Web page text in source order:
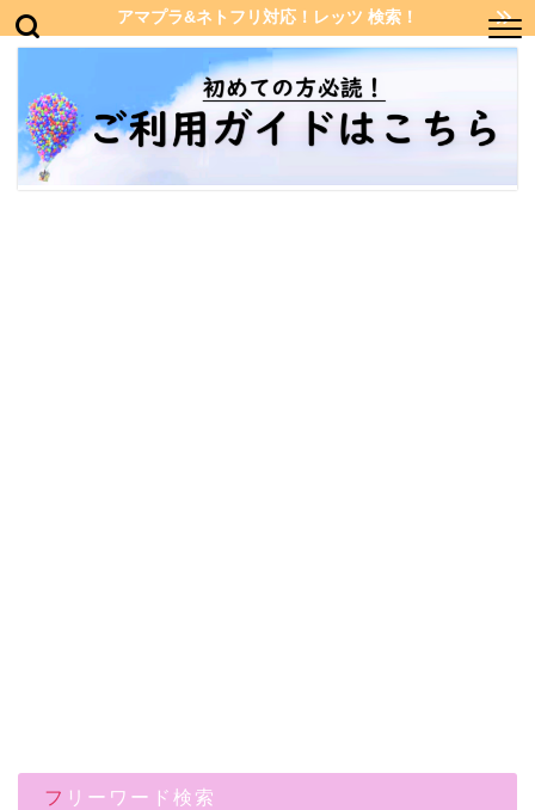
アマプラ&ネトフリ対応！レッツ 検索！
フリーワード検索